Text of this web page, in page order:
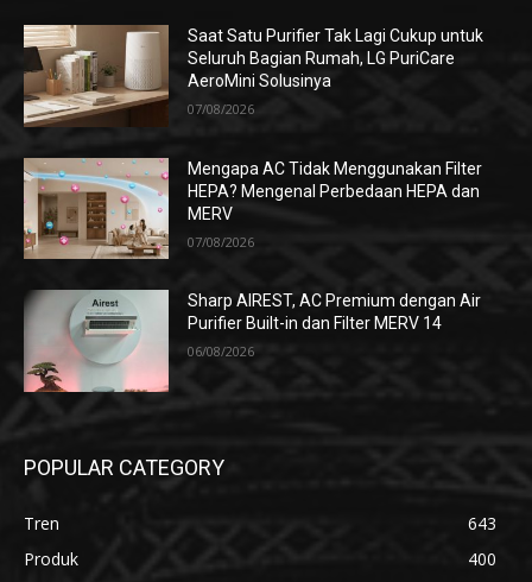
Saat Satu Purifier Tak Lagi Cukup untuk
Seluruh Bagian Rumah, LG PuriCare
AeroMini Solusinya
07/08/2026
Mengapa AC Tidak Menggunakan Filter
HEPA? Mengenal Perbedaan HEPA dan
MERV
07/08/2026
Sharp AIREST, AC Premium dengan Air
Purifier Built-in dan Filter MERV 14
06/08/2026
POPULAR CATEGORY
Tren
643
Produk
400